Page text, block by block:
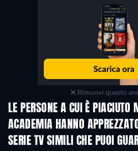
Rimuovi questo
LE PERSONE A CUI È PIACIUTO
ACADEMIA HANNO
TV
SERIE TV SIMILI CHE PUOI